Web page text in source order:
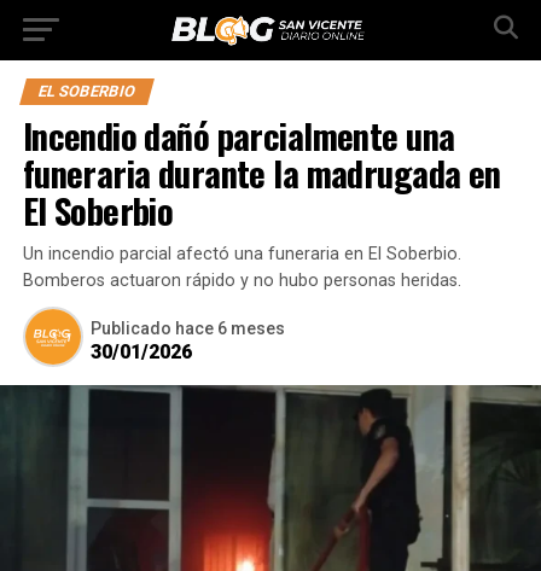
EL SOBERBIO
Incendio dañó parcialmente una
funeraria durante la madrugada en
El Soberbio
Un incendio parcial afectó una funeraria en El Soberbio.
Bomberos actuaron rápido y no hubo personas heridas.
Publicado hace 6 meses
30/01/2026